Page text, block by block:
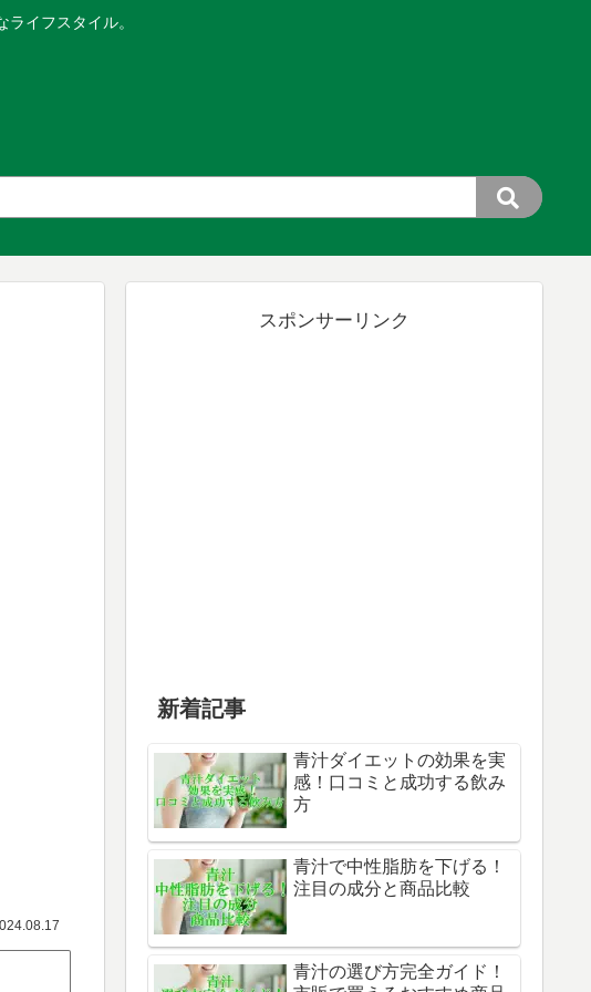
イフスタイル。
スポンサーリンク
新着記事
青汁ダイエットの効果を実
感！口コミと成功する飲み
方
青汁で中性脂肪を下げる！
注目の成分と商品比較
青汁の選び方完全ガイド！